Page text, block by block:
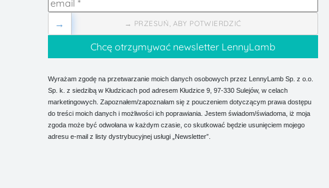
→ PRZESUŃ, ABY POTWIERDZIĆ
→
Wyrażam zgodę na przetwarzanie moich danych osobowych przez LennyLamb Sp. z o.o.
Sp. k. z siedzibą w Kłudzicach pod adresem Kłudzice 9, 97-330 Sulejów, w celach
marketingowych. Zapoznałem/zapoznałam się z pouczeniem dotyczącym prawa dostępu
do treści moich danych i możliwości ich poprawiania. Jestem świadom/świadoma, iż moja
zgoda może być odwołana w każdym czasie, co skutkować będzie usunięciem mojego
adresu e-mail z listy dystrybucyjnej usługi „Newsletter”.